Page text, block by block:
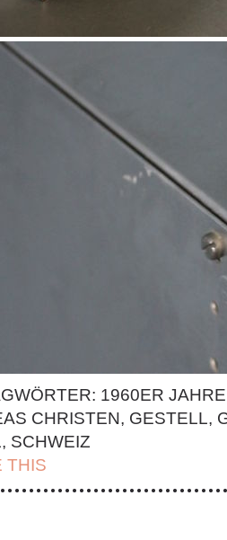
1960ER JAHRE
CHRISTEN, GESTELL,
, SCHWEIZ
THIS